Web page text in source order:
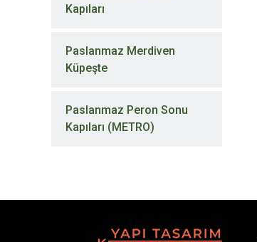
Kapıları
Paslanmaz Merdiven
Küpeşte
Paslanmaz Peron Sonu
Kapıları (METRO)